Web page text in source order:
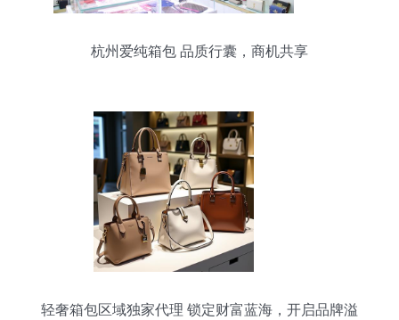
杭州爱纯箱包 品质行囊，商机共享
轻奢箱包区域独家代理 锁定财富蓝海，开启品牌溢